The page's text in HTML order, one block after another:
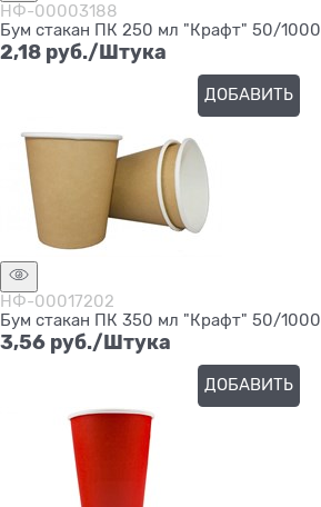
НФ-00003188
Бум стакан ПК 250 мл "Крафт" 50/1000
2,18 руб./Штука
ДОБАВИТЬ
НФ-00017202
Бум стакан ПК 350 мл "Крафт" 50/1000
3,56 руб./Штука
ДОБАВИТЬ